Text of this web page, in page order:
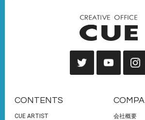
CONTENTS
CUE ARTIST 会社概要